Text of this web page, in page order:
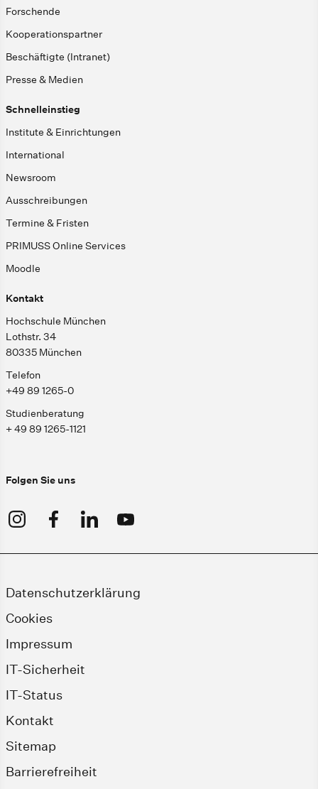
Forschende
Kooperationspartner
Beschäftigte (Intranet)
Presse & Medien
Schnelleinstieg
Institute & Einrichtungen
International
Newsroom
Ausschreibungen
Termine & Fristen
PRIMUSS Online Services
Moodle
Kontakt
Hochschule München
Lothstr. 34
80335 München
Telefon
+49 89 1265-0
Studienberatung
+ 49 89 1265-1121
Folgen Sie uns
Datenschutzerklärung
Cookies
Impressum
IT-Sicherheit
IT-Status
Kontakt
Sitemap
Barrierefreiheit